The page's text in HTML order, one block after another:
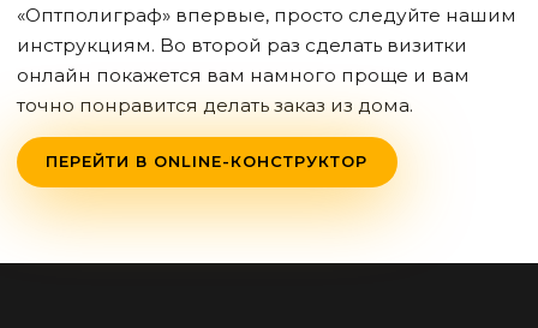
«Оптполиграф» впервые, просто следуйте нашим
инструкциям. Во второй раз сделать визитки
онлайн покажется вам намного проще и вам
точно понравится делать заказ из дома.
ПЕРЕЙТИ В ONLINE-КОНСТРУКТОР